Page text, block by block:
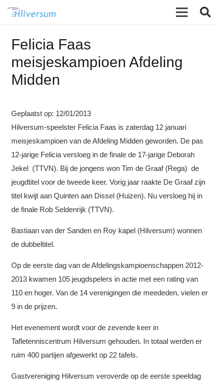
Felicia Faas
meisjeskampioen Afdeling
Midden
Geplaatst op: 12/01/2013
Hilversum-speelster Felicia Faas is zaterdag 12 januari
meisjeskampioen van de Afdeling Midden geworden. De pas
12-jarige Felicia versloeg in de finale de 17-jarige Deborah
Jekel (TTVN). Bij de jongens won Tim de Graaf (Rega) de
jeugdtitel voor de tweede keer. Vorig jaar raakte De Graaf zijn
titel kwijt aan Quinten aan Dissel (Huizen). Nu versloeg hij in
de finale Rob Seldenrijk (TTVN).
Bastiaan van der Sanden en Roy kapel (Hilversum) wonnen
de dubbeltitel.
Op de eerste dag van de Afdelingskampioenschappen 2012-
2013 kwamen 105 jeugdspelers in actie met een rating van
110 en hoger. Van de 14 verenigingen die meededen, vielen er
9 in de prijzen.
Het evenement wordt voor de zevende keer in
Tafletenniscentrum Hilversum gehouden. In totaal werden er
ruim 400 partijen afgewerkt op 22 tafels.
Gastvereniging Hilversum veroverde op de eerste speeldag